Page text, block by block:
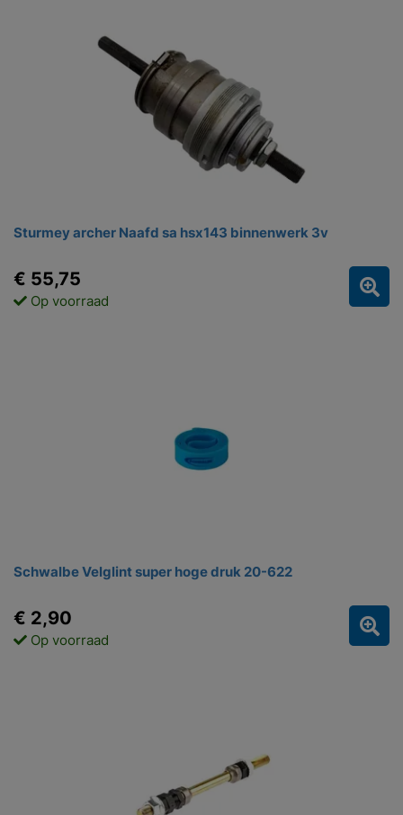
Sturmey archer Naafd sa hsx143 binnenwerk 3v
€ 55,75
Op voorraad
Schwalbe Velglint super hoge druk 20-622
€ 2,90
Op voorraad